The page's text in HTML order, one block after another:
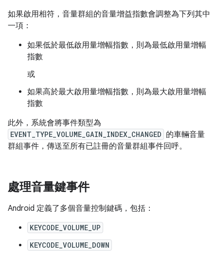
如果啟用相符，音量群組的音量增益指數會調整為下列其中
一項：
如果低於最低啟用量增幅指數，則為最低啟用量增幅
指數
或
如果高於最大啟用量增幅指數，則為最大啟用量增幅
指數
此外，系統會將事件類型為
EVENT_TYPE_VOLUME_GAIN_INDEX_CHANGED 的車輛音量
群組事件，傳送至所有已註冊的音量群組事件回呼。
處理音量鍵事件
Android 定義了多個音量控制鍵碼，包括：
KEYCODE_VOLUME_UP
KEYCODE_VOLUME_DOWN